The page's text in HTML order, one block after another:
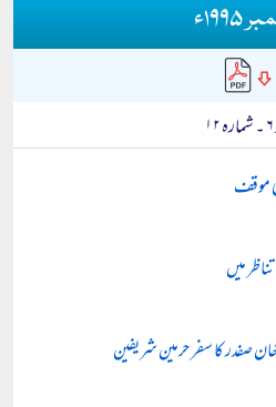
موقف
میں
صفدر کا سفر حرمین شریفین